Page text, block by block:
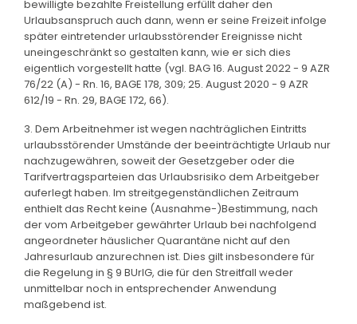
bewilligte bezahlte Freistellung erfüllt daher den
Urlaubsanspruch auch dann, wenn er seine Freizeit infolge
später eintretender urlaubsstörender Ereignisse nicht
uneingeschränkt so gestalten kann, wie er sich dies
eigentlich vorgestellt hatte (vgl. BAG 16. August 2022 - 9 AZR
76/22 (A) - Rn. 16, BAGE 178, 309; 25. August 2020 - 9 AZR
612/19 - Rn. 29, BAGE 172, 66).
3. Dem Arbeitnehmer ist wegen nachträglichen Eintritts
urlaubsstörender Umstände der beeinträchtigte Urlaub nur
nachzugewähren, soweit der Gesetzgeber oder die
Tarifvertragsparteien das Urlaubsrisiko dem Arbeitgeber
auferlegt haben. Im streitgegenständlichen Zeitraum
enthielt das Recht keine (Ausnahme-)Bestimmung, nach
der vom Arbeitgeber gewährter Urlaub bei nachfolgend
angeordneter häuslicher Quarantäne nicht auf den
Jahresurlaub anzurechnen ist. Dies gilt insbesondere für
die Regelung in § 9 BUrlG, die für den Streitfall weder
unmittelbar noch in entsprechender Anwendung
maßgebend ist.